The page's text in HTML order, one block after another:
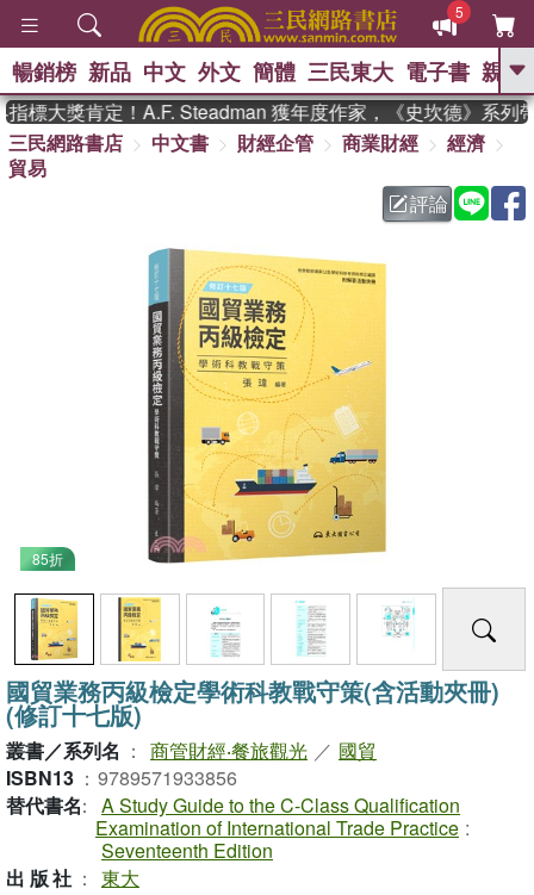
5
GO
熱搜： 東野圭吾 、 高希均教授回憶錄
暑期推薦 、 國際布克
方念華 、 台灣的李
偉大的迷走神經
暢銷榜 新品 中文 外文 簡體 三民東大 電子書 親子
大獎肯定！A.F. Steadman 獲年度作家，《史坎德》系列帶
三民網路書店
中文書 財經企管 商業財經
經濟
貿易
評論
85折
國貿業務丙級檢定學術科教戰守策(含活動夾冊)
(修訂十七版)
叢書／系列名 ： 商管財經‧餐旅觀光 ／ 國貿
ISBN13 ： 9789571933856
替代書名： A Study Guide to the C-Class Qualification
Examination of International Trade Practice :
Seventeenth Edition
出版社 ： 東大